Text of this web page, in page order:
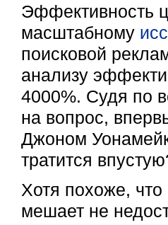
Эффективность
масштабному
поисковой
анализу
4000%. Судя по
на вопрос,
Джоном
тратится
Хотя похоже, что
мешает не